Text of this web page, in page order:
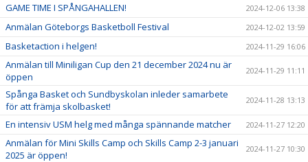
GAME TIME I SPÅNGAHALLEN! 2024-12-06 13:38
Anmälan Göteborgs Basketboll Festival 2024-12-02 13:59
Basketaction i helgen! 2024-11-29 16:06
Anmälan till Miniligan Cup den 21 december 2024 nu är
öppen
2024-11-29 11:11
Spånga Basket och Sundbyskolan inleder samarbete
för att främja skolbasket!
2024-11-28 13:13
En intensiv USM helg med många spännande matcher 2024-11-27 12:20
Anmälan för Mini Skills Camp och Skills Camp 2-3 januari
2025 är öppen!
2024-11-27 10:30